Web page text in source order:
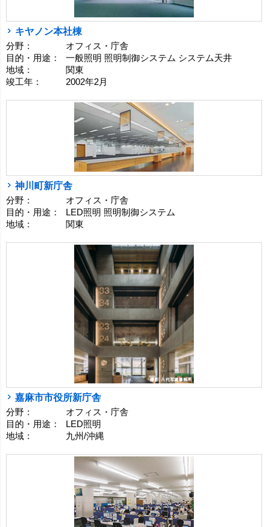
キヤノン本社棟
分野：
オフィス・庁舎
目的・用途：
一般照明 照明制御システム システム天井
地域：
関東
竣工年：
2002年2月
神川町新庁舎
分野：
オフィス・庁舎
目的・用途：
LED照明 照明制御システム
地域：
関東
嘉麻市市役所新庁舎
分野：
オフィス・庁舎
目的・用途：
LED照明
地域：
九州/沖縄